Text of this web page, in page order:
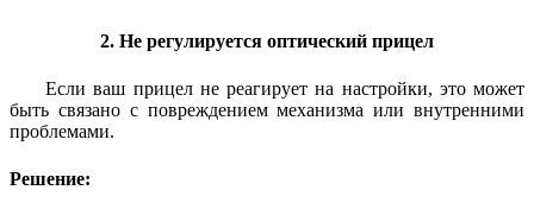
2. Не регулируется оптический прицел
Если ваш прицел не реагирует на настройки, это может
быть связано с повреждением механизма или внутренними
проблемами.
Решение: